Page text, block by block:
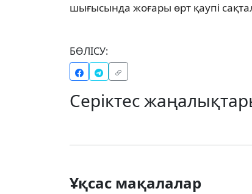
шығысында жоғары өрт қаупі
БӨЛІСУ:
Серіктес
Ұқсас мақалалар